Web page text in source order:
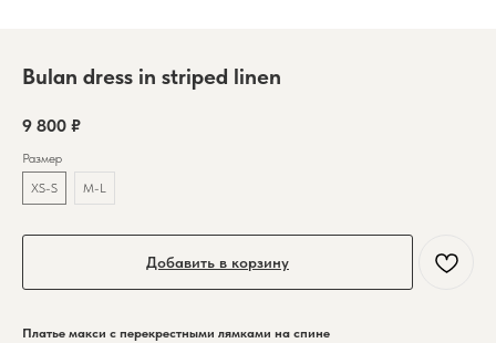
Bulan dress in striped linen
9 800 ₽
Размер
XS-S
M-L
Добавить в корзину
Платье макси с перекрестными лямками на спине